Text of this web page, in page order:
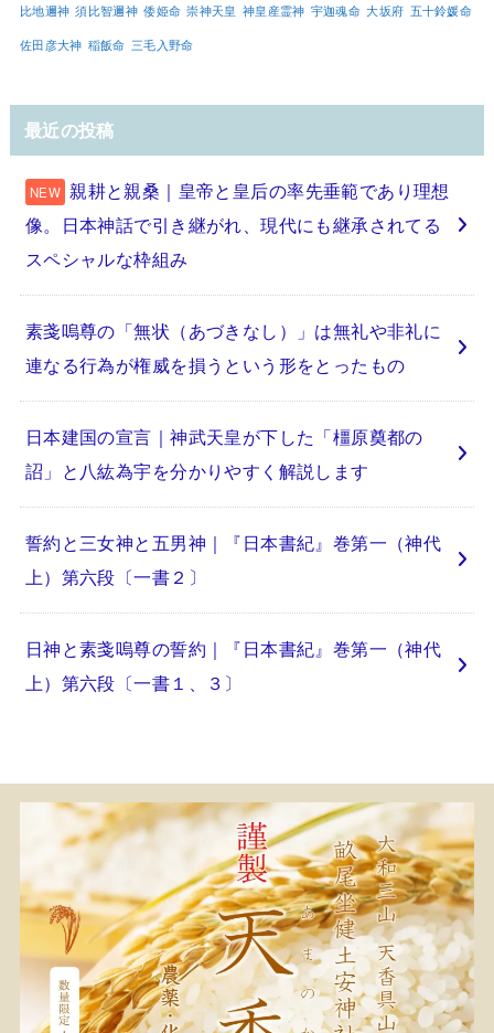
比地邇神 須比智邇神 倭姫命 崇神天皇 神皇産霊神 宇迦魂命 大坂府 五十鈴媛命
佐田彦大神 稲飯命 三毛入野命
最近の投稿
親耕と親桑｜皇帝と皇后の率先垂範であり理想
像。日本神話で引き継がれ、現代にも継承されてる
スペシャルな枠組み
素戔嗚尊の「無状（あづきなし）」は無礼や非礼に
連なる行為が権威を損うという形をとったもの
日本建国の宣言｜神武天皇が下した「橿原奠都の
詔」と八紘為宇を分かりやすく解説します
誓約と三女神と五男神｜『日本書紀』巻第一（神代
上）第六段〔一書２〕
日神と素戔嗚尊の誓約｜『日本書紀』巻第一（神代
上）第六段〔一書１、３〕